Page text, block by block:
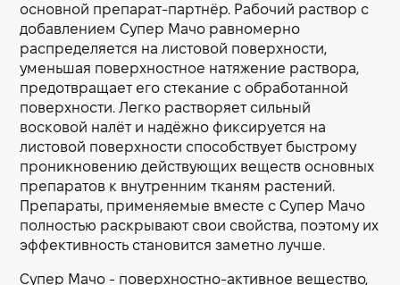
основной препарат-партнёр. Рабочий раствор с
добавлением Супер Мачо равномерно
распределяется на листовой поверхности,
уменьшая поверхностное натяжение раствора,
предотвращает его стекание с обработанной
поверхности. Легко растворяет сильный
восковой налёт и надёжно фиксируется на
листовой поверхности способствует быстрому
проникновению действующих веществ основных
препаратов к внутренним тканям растений.
Препараты, применяемые вместе с Супер Мачо
полностью раскрывают свои свойства, поэтому их
эффективность становится заметно лучше.
Супер Мачо - поверхностно-активное вещество,